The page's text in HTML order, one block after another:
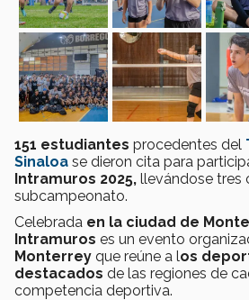
151 estudiantes procedentes del
Sinaloa se dieron cita para
Intramuros 2025, llevándose tres
subcampeonato.
Celebrada en la ciudad de
Intramuros es un evento
Monterrey que reúne a los
destacados de las regiones de
competencia deportiva.